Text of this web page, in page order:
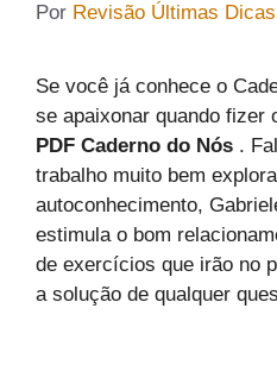
Por Revisão Últimas Dicas
Se você já conhece o
se apaixonar quando fizer
PDF Caderno do Nós .
trabalho muito bem
autoconhecimento,
estimula o bom
de exercícios que irão no
a solução de qualquer